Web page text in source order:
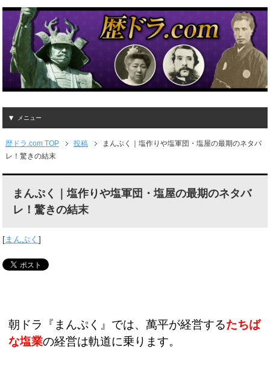
メニュー
歴ドラ.com TOP 投稿
まんぷく｜塩作りや塩軍団・塩屋の最期のネタバ
レ！驚きの結末
まんぷく｜塩作りや塩軍団・塩屋の最期のネタバ
レ！驚きの結末
[まんぷく]
朝ドラ『まんぷく』では、萬平が経営するたちば
な塩業の経営は軌道に乗ります。